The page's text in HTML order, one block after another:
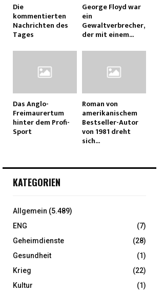
Die
kommentierten
Nachrichten des
Tages
George Floyd war
ein
Gewaltverbrecher,
der mit einem...
Das Anglo-
Freimaurertum
hinter dem Profi-
Sport
Roman von
amerikanischem
Bestseller-Autor
von 1981 dreht
sich...
KATEGORIEN
Allgemein (5.489)
ENG
(7)
Geheimdienste
(28)
Gesundheit
(1)
Krieg
(22)
Kultur
(1)